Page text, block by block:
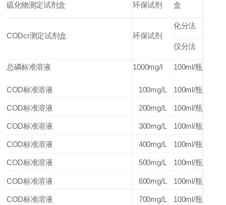
硫化物测定试剂盒 环保试剂 盒
CODcr测定试剂盒 环保试剂
化分法
仪分法
总磷标准溶液 1000mg/l 100ml/瓶
COD标准溶液 100mg/L 100ml/瓶
COD标准溶液 200mg/L 100ml/瓶
COD标准溶液 300mg/L 100ml/瓶
COD标准溶液 400mg/L 100ml/瓶
COD标准溶液 500mg/L 100ml/瓶
COD标准溶液 600mg/L 100ml/瓶
COD标准溶液 700mg/L 100ml/瓶